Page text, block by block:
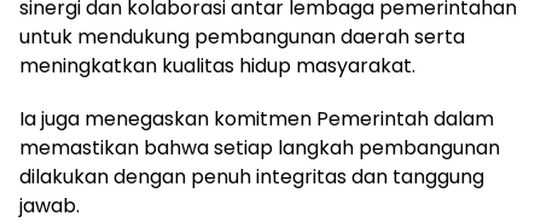
sinergi dan kolaborasi antar lembaga pemerintahan
untuk mendukung pembangunan daerah serta
meningkatkan kualitas hidup masyarakat.
Ia juga menegaskan komitmen Pemerintah dalam
memastikan bahwa setiap langkah pembangunan
dilakukan dengan penuh integritas dan tanggung
jawab.